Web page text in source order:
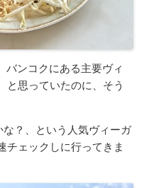
バンコクにある主要ヴィ
と思っていたのに、そう
？、という人気ヴィーガ
チェックしに行ってきま